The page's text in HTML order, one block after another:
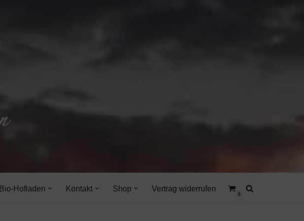
Bio-Hofladen Kontakt Shop Vertrag widerrufen
0